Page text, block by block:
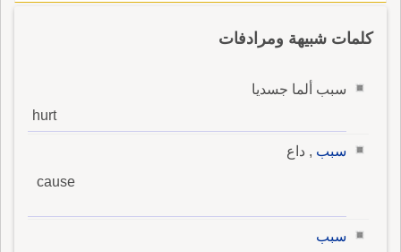
كلمات شبيهة ومرادفات
سبب ألما جسديا
hurt
سبب , داع
cause
سبب